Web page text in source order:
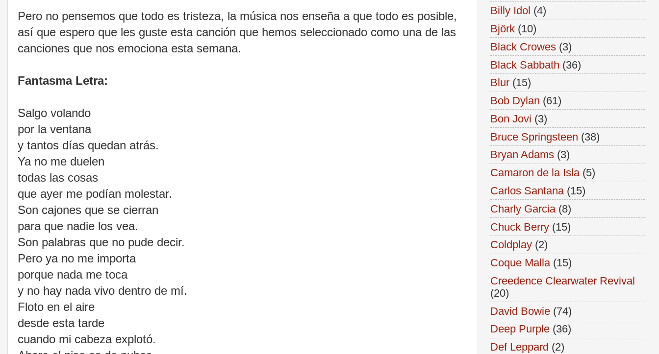
Pero no pensemos que todo es tristeza, la música nos enseña a que todo es posible,
así que espero que les guste esta canción que hemos seleccionado como una de las
canciones que nos emociona esta semana.
Fantasma Letra:
Salgo volando
por la ventana
y tantos días quedan atrás.
Ya no me duelen
todas las cosas
que ayer me podían molestar.
Son cajones que se cierran
para que nadie los vea.
Son palabras que no pude decir.
Pero ya no me importa
porque nada me toca
y no hay nada vivo dentro de mí.
Floto en el aire
desde esta tarde
cuando mi cabeza explotó.
Billy Idol (4)
Björk (10)
Black Crowes (3)
Black Sabbath (36)
Blur (15)
Bob Dylan (61)
Bon Jovi (3)
Bruce Springsteen (38)
Bryan Adams (3)
Camaron de la Isla (5)
Carlos Santana (15)
Charly Garcia (8)
Chuck Berry (15)
Coldplay (2)
Coque Malla (15)
Creedence Clearwater Revival
(20)
David Bowie (74)
Deep Purple (36)
Def Leppard (2)